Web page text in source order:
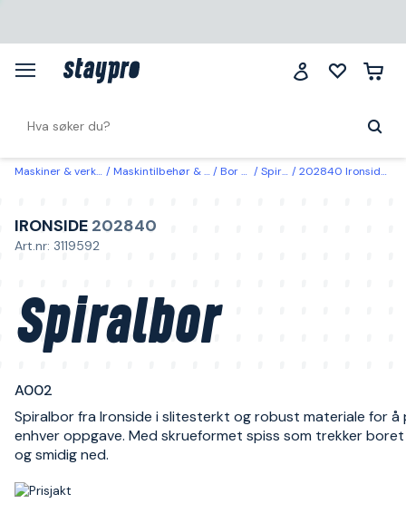
Maskiner & verktøy Maskintilbehør & forbruk Bor & bits Spiralborer 202840 Ironside Spiralbor A002 10,20 mm
IRONSIDE 202840
Art.nr: 3119592
Spiralbor
A002
Spiralbor fra Ironside i slitesterkt og robust materiale for å
enhver oppgave. Med skrueformet spiss som trekker
og smidig ned.